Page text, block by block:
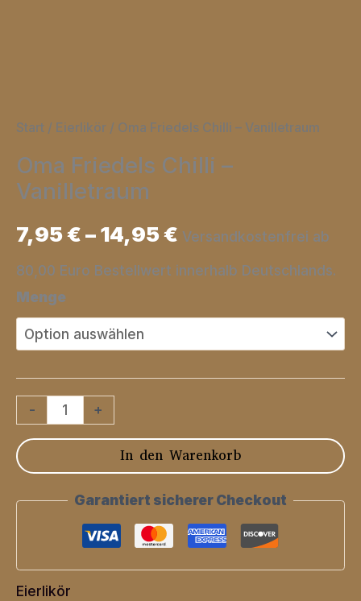
Start / Eierlikör / Oma Friedels Chilli – Vanilletraum
Oma Friedels Chilli –
Vanilletraum
7,95€–14,95€ Versandkostenfrei ab
80,00 Euro Bestellwert innerhalb Deutschlands.
Menge
-
Oma
Chilli
Vanilletraum
+
In den Warenkorb
Garantiert sicherer Checkout
Eierlikör